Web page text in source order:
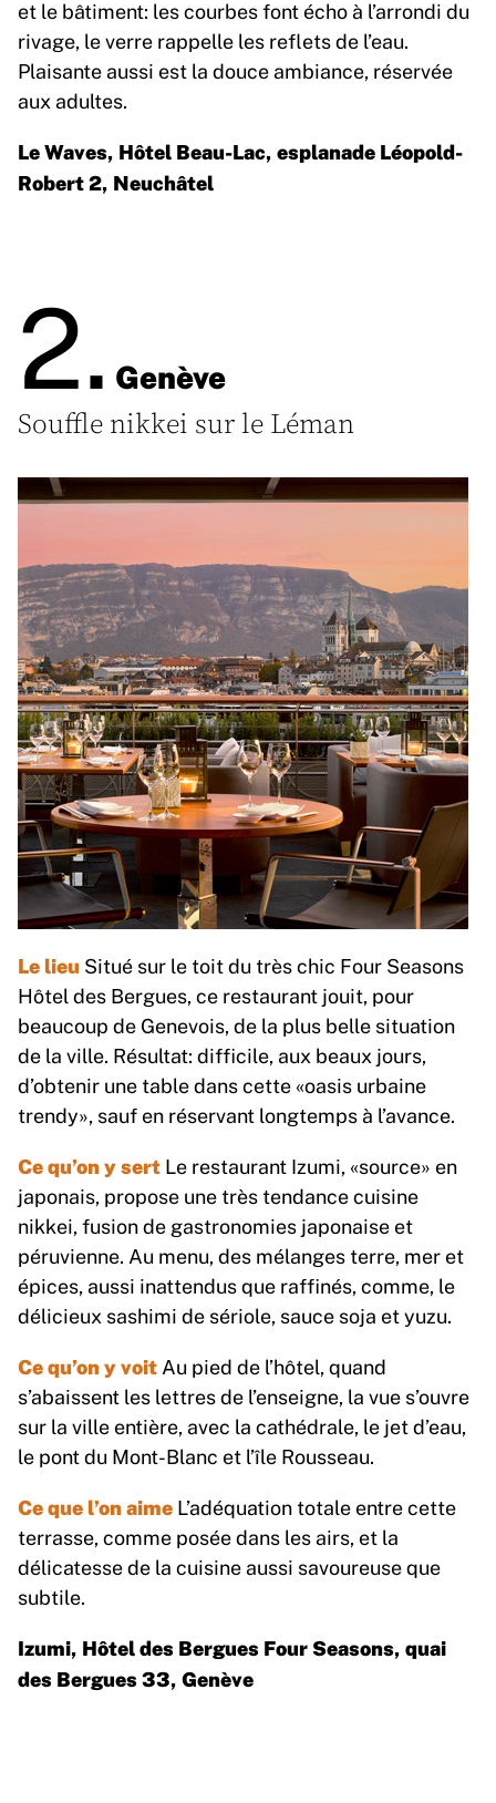
et le bâtiment: les courbes font écho à l’arrondi du
rivage, le verre rappelle les reflets de l’eau.
Plaisante aussi est la douce ambiance, réservée
aux adultes.
Le Waves, Hôtel Beau-Lac, esplanade Léopold-
Robert 2, Neuchâtel
2. Genève
Souffle nikkei sur le Léman
Le lieu Situé sur le toit du très chic Four Seasons
Hôtel des Bergues, ce restaurant jouit, pour
beaucoup de Genevois, de la plus belle situation
de la ville. Résultat: difficile, aux beaux jours,
d’obtenir une table dans cette «oasis urbaine
trendy», sauf en réservant longtemps à l’avance.
Ce qu’on y sert Le restaurant Izumi, «source» en
japonais, propose une très tendance cuisine
nikkei, fusion de gastronomies japonaise et
péruvienne. Au menu, des mélanges terre, mer et
épices, aussi inattendus que raffinés, comme, le
délicieux sashimi de sériole, sauce soja et yuzu.
Ce qu’on y voit Au pied de l’hôtel, quand
s’abaissent les lettres de l’enseigne, la vue s’ouvre
sur la ville entière, avec la cathédrale, le jet d’eau,
le pont du Mont-Blanc et l’île Rousseau.
Ce que l’on aime L’adéquation totale entre cette
terrasse, comme posée dans les airs, et la
délicatesse de la cuisine aussi savoureuse que
subtile.
Izumi, Hôtel des Bergues Four Seasons, quai
des Bergues 33, Genève